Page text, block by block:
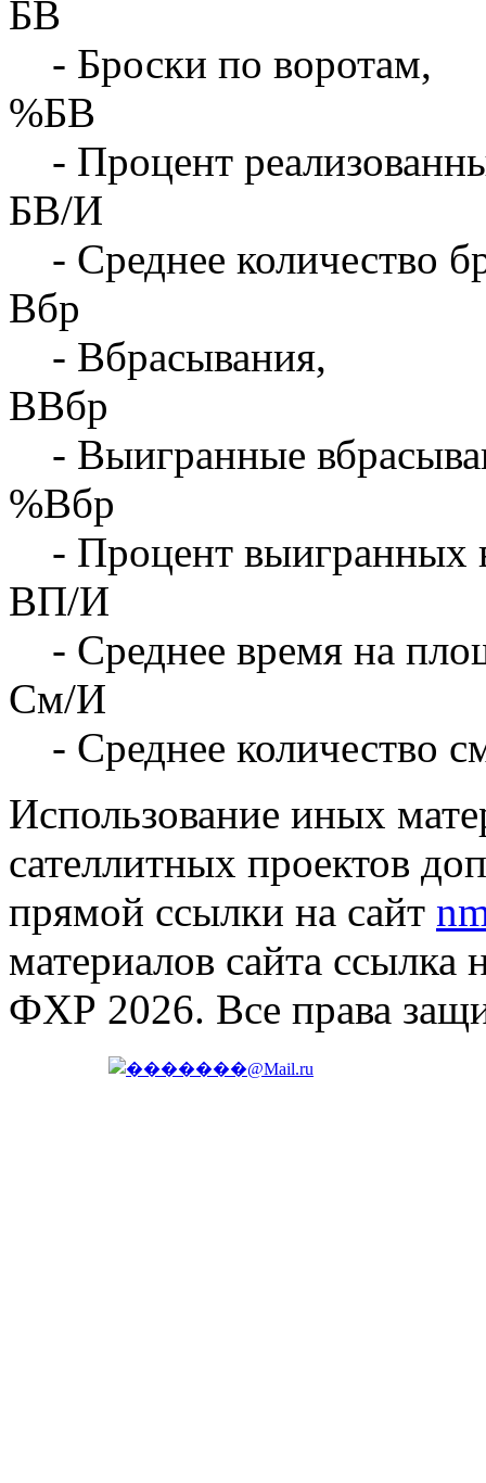
БВ
- Броски по воротам,
%БВ
- Процент
БВ/И
- Среднее количество
Вбр
- Вбрасывания,
ВВбр
- Выигранные
%Вбр
- Процент выигранных
ВП/И
- Среднее время на
См/И
- Среднее количество
Использование иных
сателлитных проектов
прямой ссылки на сайт
материалов сайта ссылка
ФХР 2026. Все права